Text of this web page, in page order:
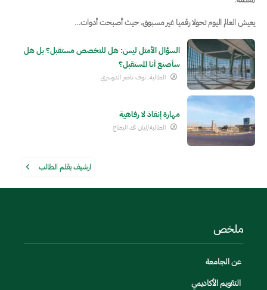
يعيش العالم اليوم تحولا رقميا غير مسبوق، حيث أصبحت أدوات…
السؤال الأمثل ليس: هل للتخصص مستقبل؟ بل هل
سأصنع أنا المستقبل؟
الطالبة: نوف ناصر الدوسري
مهارة إنقاذ لا رفاهية
الطالبة/ليان محمد البطاح
ارشيف بقلم الطالب
ملخص
عن الجامعة
التقويم الأكاديمي